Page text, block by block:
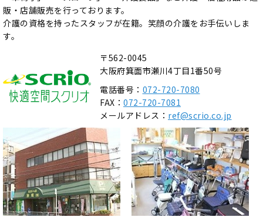
販・店舗販売を行っております。
介護の資格を持ったスタッフが在籍。笑顔の介護をお手伝いしま
す。
〒562-0045
大阪府箕面市瀬川4丁目1番50号
電話番号： 072-720-7080
FAX： 072-720-7081
メールアドレス： ref@scrio.co.jp